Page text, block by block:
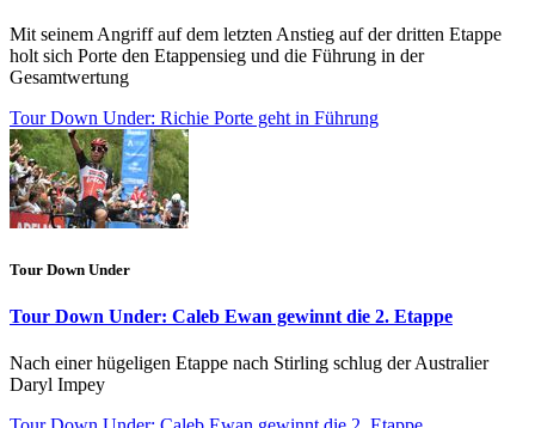
Mit seinem Angriff auf dem letzten Anstieg auf der dritten Etappe
holt sich Porte den Etappensieg und die Führung in der
Gesamtwertung
Tour Down Under: Richie Porte geht in Führung
Tour Down Under
Tour Down Under: Caleb Ewan gewinnt die 2. Etappe
Nach einer hügeligen Etappe nach Stirling schlug der Australier
Daryl Impey